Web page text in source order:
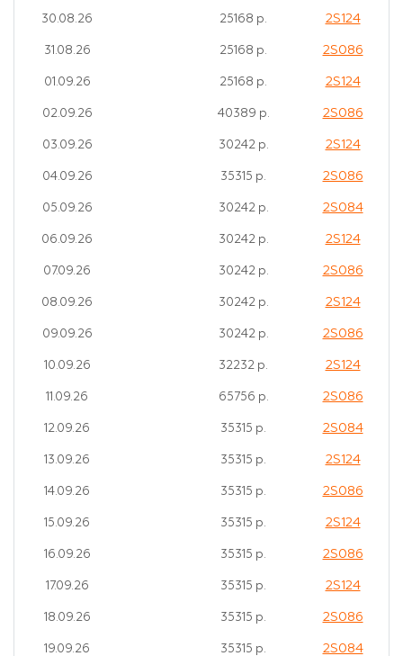
30.08.26 25168 р. 2S124
31.08.26 25168 р. 2S086
01.09.26 25168 р. 2S124
02.09.26 40389 р. 2S086
03.09.26 30242 р. 2S124
04.09.26 35315 р. 2S086
05.09.26 30242 р. 2S084
06.09.26 30242 р. 2S124
07.09.26 30242 р. 2S086
08.09.26 30242 р. 2S124
09.09.26 30242 р. 2S086
10.09.26 32232 р. 2S124
11.09.26 65756 р. 2S086
12.09.26 35315 р. 2S084
13.09.26 35315 р. 2S124
14.09.26 35315 р. 2S086
15.09.26 35315 р. 2S124
16.09.26 35315 р. 2S086
17.09.26 35315 р. 2S124
18.09.26 35315 р. 2S086
19.09.26 35315 р. 2S084